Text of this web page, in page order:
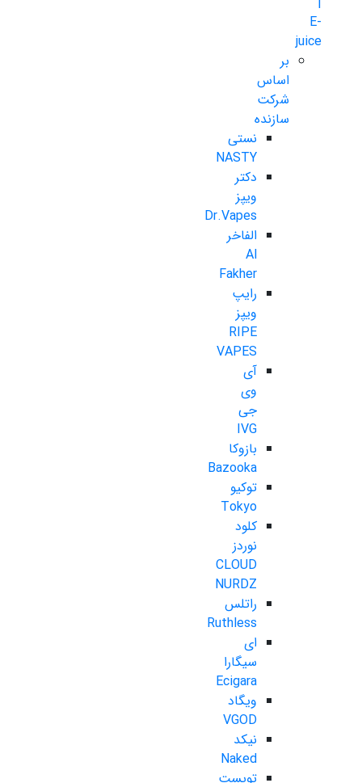
E-
juice
بر
اساس
شرکت
سازنده
نستی
NASTY
دکتر
ویپز
Dr.Vapes
الفاخر
Al
Fakher
رایپ
ویپز
RIPE
VAPES
آی
وی
جی
IVG
بازوکا
Bazooka
توکیو
Tokyo
کلود
نوردز
CLOUD
NURDZ
راتلس
Ruthless
ای
سیگارا
Ecigara
ویگاد
VGOD
نیکد
Naked
تویست